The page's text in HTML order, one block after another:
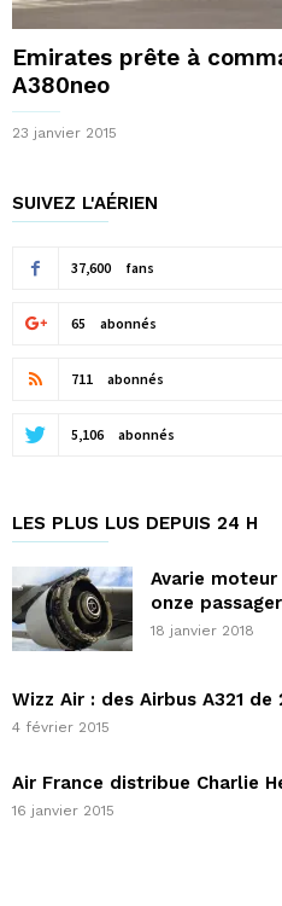
Emirates prête à
A380neo
23 janvier 2015
SUIVEZ L'AÉRIEN
37,600 fans
65 abonnés
711 abonnés
5,106 abonnés
LES PLUS LUS DEPUIS 24 H
Avarie moteur
onze
18 janvier 2018
Wizz Air : des Airbus A321
4 février 2015
Air France distribue Charlie
16 janvier 2015